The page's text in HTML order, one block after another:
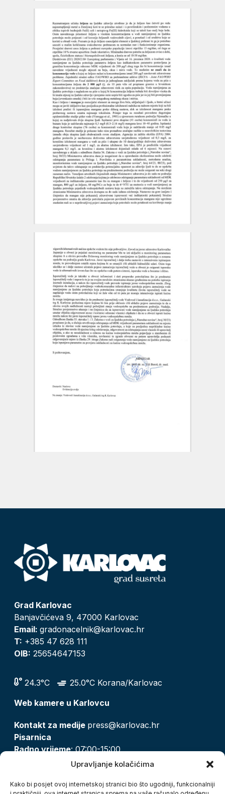
Upravljanje kolačićima
Kako bi posjet ovoj internetskoj stranici bio što ugodniji, funkcionalniji
Grad Karlovac
Banjavčićeva 9, 47000 Karlovac
Email: gradonacelnik@karlovac.hr
T: +385 47 628 111
OIB: 25654647153
24.3°C
25.0°C Korana/Karlovac
Web kamere u Karlovcu
Kontakt za medije press@karlovac.hr
Pisarnica
Radno vrijeme: 07:00-15:00
pisarnica@karlovac.hr